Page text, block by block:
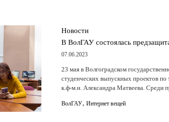
Новости
В ВолГАУ состоялась
07.06.2023
23 мая в Волгоградском
студенческих выпускных проектов
к.ф-м.н. Александра Матвеева. Среди
ВолГАУ, Интернет вещей